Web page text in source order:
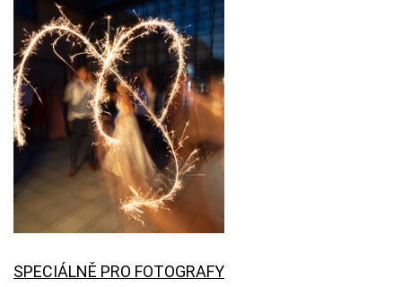
SPECIÁLNĚ PRO FOTOGRAFY